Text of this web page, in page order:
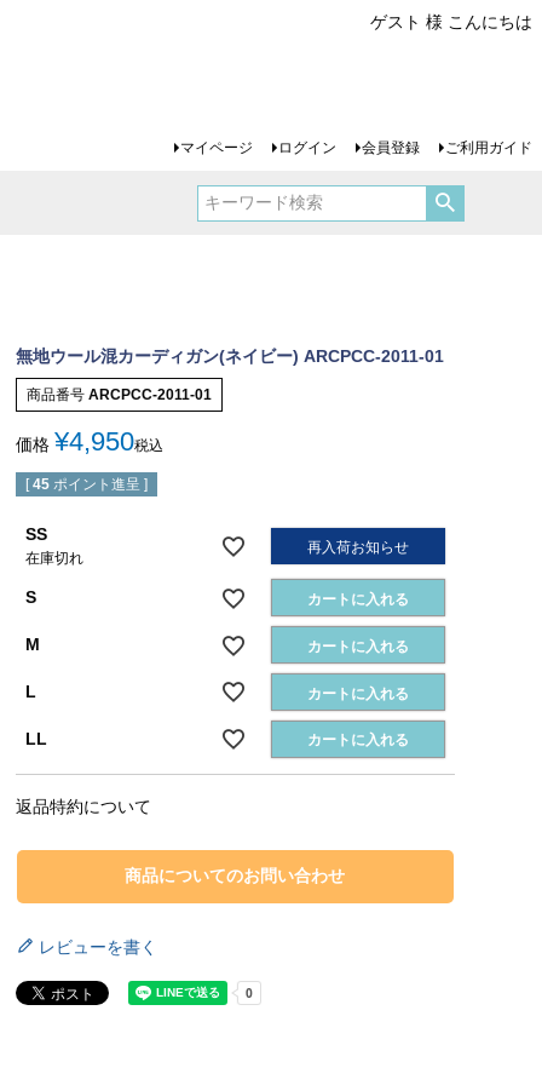
ゲスト 様 こんにちは
マイページ ログイン 会員登録 ご利用ガイド
無地ウール混カーディガン(ネイビー) ARCPCC-2011-01
商品番号 ARCPCC-2011-01
価格 ¥4,950税込
[ 45 ポイント進呈 ]
SS
在庫切れ
再入荷お知らせ
S カートに入れる
M カートに入れる
L カートに入れる
LL カートに入れる
返品特約について
商品についてのお問い合わせ
レビューを書く